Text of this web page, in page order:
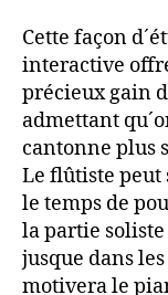
Cette façon
interactive
précieux gain
admettant
cantonne plus
Le flûtiste peut
le temps de
la partie
jusque dans
motivera le